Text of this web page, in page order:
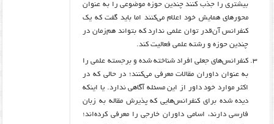
بیشتری را جذب کنند چندین حوزه موضوعی را به عنوان
محورهای همایش خود اعلام می‌کنند اما باید گفت که یک
کنفرانس آن‌قدر توان علمی ندارد که بتواند هم‌زمان در
چندین حوزه و رشته علمی فعالیت کند.
کنفرانس‌های جعلی افراد شناخته شده و برجسته علمی را
به عنوان داوران مقالات معرفی می‌کنند؛ در حالی که در
اکثر موارد خود داور از این مسئله آگاهی ندارد. یا اینکه
دیده شده برای کنفرانس‌هایی که پذیرش مقاله به زبان
فارسی دارند، اسامی داوران خارجی را معرفی کرده‌اند؛